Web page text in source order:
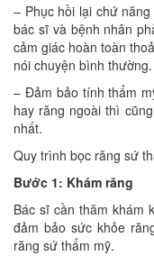
– Phục hồi lại chứ
bác sĩ và bệnh nhân
cảm giác hoàn toàn
nói chuyện bình thường.
– Đảm bảo tính thẩm
hay răng ngoài thì
nhất.
Quy trình bọc răng sứ
Bước 1: Khám răng
Bác sĩ cần thăm khám
đảm bảo sức khỏe
răng sứ thẩm mỹ.